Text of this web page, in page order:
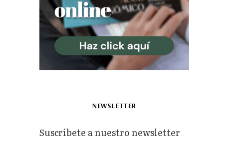
NEWSLETTER
Suscríbete a nuestro newsletter